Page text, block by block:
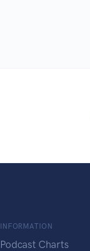
INFORMATION
Podcast Charts